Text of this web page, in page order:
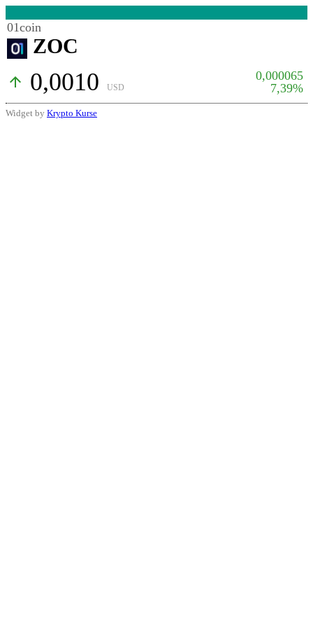
01coin
ZOC
arrow_upward 0,0010 USD
0,000065
7,39%
Widget by Krypto Kurse